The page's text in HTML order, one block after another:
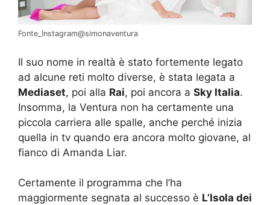
Fonte_Instagram@simonaventura
Il suo nome in realtà è stato fortemente legato
ad alcune reti molto diverse, è stata legata a
Mediaset, poi alla Rai, poi ancora a Sky Italia.
Insomma, la Ventura non ha certamente una
piccola carriera alle spalle, anche perché inizia
quella in tv quando era ancora molto giovane, al
fianco di Amanda Liar.
Certamente il programma che l’ha
maggiormente segnata al successo è L’Isola dei